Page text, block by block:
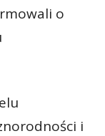
o
i